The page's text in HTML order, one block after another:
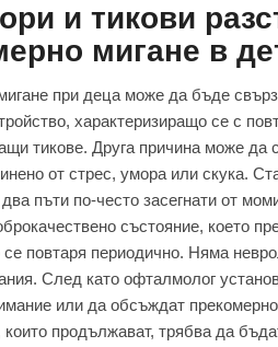
и тикови
мигане в
при деца може да бъде
характеризиращо се с
тикове. Друга причина може да
от стрес, умора или скука.
пъти по-често засегнати от
състояние, което
повтаря периодично. Няма
След като офталмолог
или да обсъждат
продължават, трябва да